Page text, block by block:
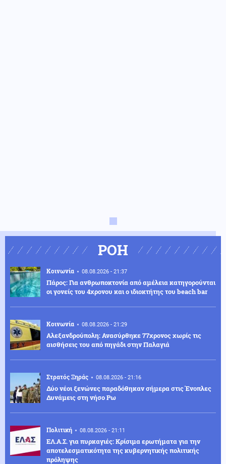
ΡΟΗ
Κοινωνία 08.08.2026 - 21:37
Πάρος: Για ανθρωποκτονία από αμέλεια κατηγορούνται
οι γονείς του 4χρονου και ο ιδιοκτήτης του beach bar
Κοινωνία 08.08.2026 - 21:29
Αλεξανδρούπολη: Ανασύρθηκε 77χρονος χωρίς τις
αισθήσεις του από πηγάδι στην Παλαγιά
Στρατός Ξηράς 08.08.2026 - 21:16
Δύο νέοι ξενώνες παραδόθηκαν σήμερα στις Ένοπλες
Δυνάμεις στη νήσο Ρω
Πολιτική 08.08.2026 - 21:11
ΕΛ.Α.Σ. για πυρκαγιές: Κρίσιμα ερωτήματα για την
αποτελεσματικότητα της κυβερνητικής πολιτικής
πρόληψης